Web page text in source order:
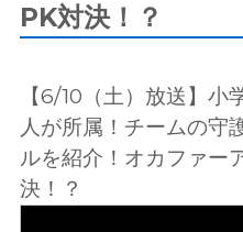
PK対決！？
【6/10（土）放送】
人が所属！チームの守
ルを紹介！オカファー
決！？